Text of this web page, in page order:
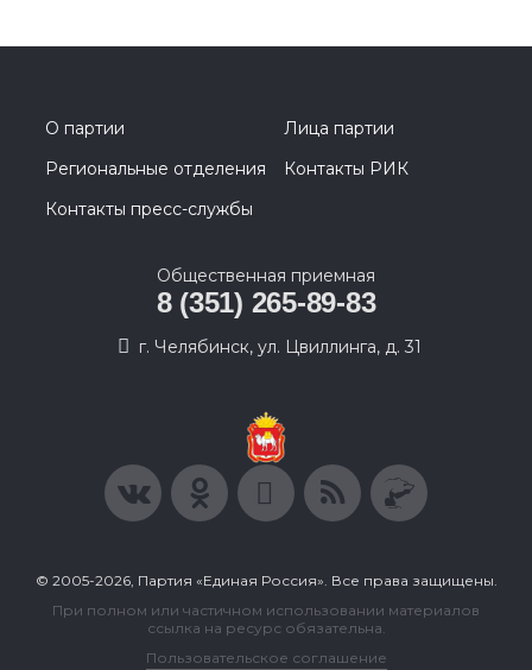
О партии
Лица партии
Региональные отделения
Контакты РИК
Контакты пресс-службы
Общественная приемная
8 (351) 265-89-83
г. Челябинск, ул. Цвиллинга, д. 31
© 2005-2026, Партия «Единая Россия». Все права защищены.
При полном или частичном использовании материалов
ссылка на ресурс обязательна.
Пользовательское соглашение